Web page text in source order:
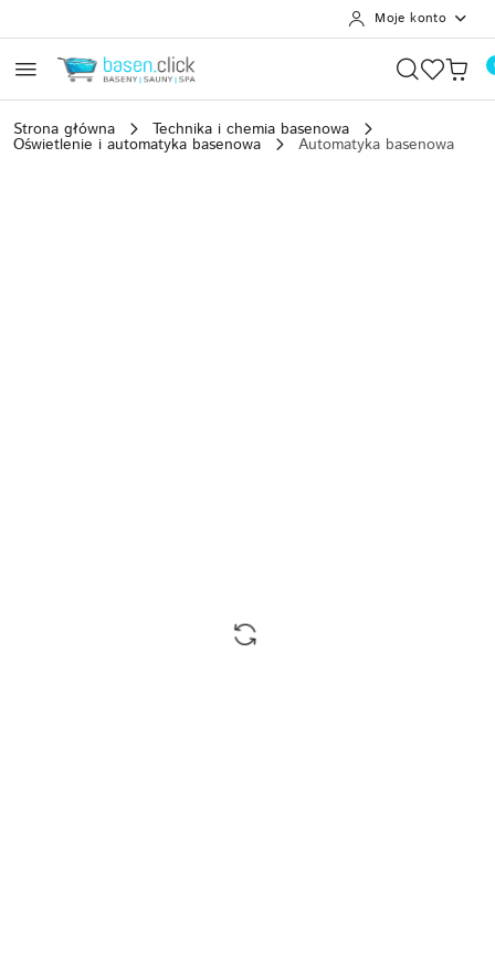
Moje konto
Strona główna Technika i chemia basenowa
Oświetlenie i automatyka basenowa Automatyka basenowa